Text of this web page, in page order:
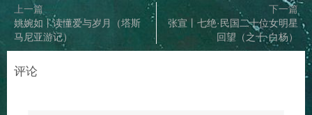
上一篇
姚婉如丨读懂爱与岁月（塔斯
马尼亚游记）
下一篇
张宣丨七绝·民国二十位女明星
回望（之十·白杨）
评论